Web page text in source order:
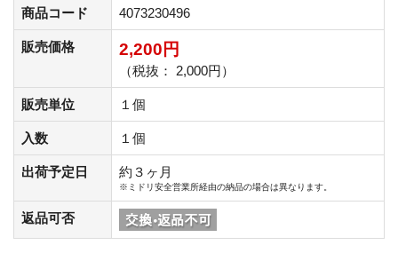
商品コード 4073230496
販売価格 2,200円
（税抜： 2,000円）
販売単位 １個
入数 １個
出荷予定日 約３ヶ月
※ミドリ安全営業所経由の納品の場合は異なります。
返品可否